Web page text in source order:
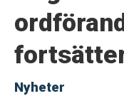
Nyheter